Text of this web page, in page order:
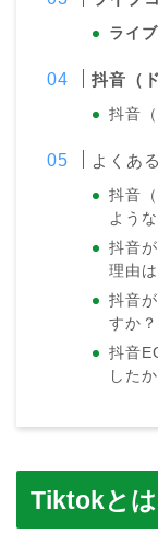
ライ
抖音（
抖音
よくあ
抖音
よう
抖音
理由
抖音
すか？
抖音
した
Tiktokとは